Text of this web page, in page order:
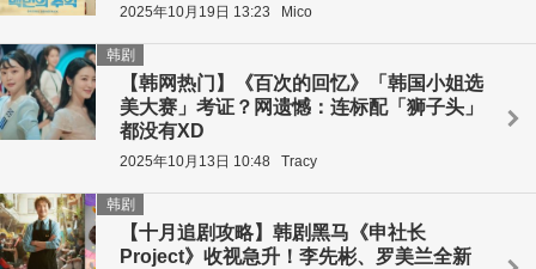
2025年10月19日 13:23 Mico
【韩网热门】《百次的回忆》「韩国小姐选
美大赛」考证？网遗憾：连标配「狮子头」
都没有XD
韩剧
2025年10月13日 10:48 Tracy
【十月追剧攻略】韩剧黑马《申社长
Project》收视急升！李先彬、罗美兰全新
韩剧